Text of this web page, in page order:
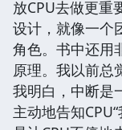
放CPU去做更重
设计，就像一个
角色。书中还用
原理。我以前总
我明白，中断是
主动地告知